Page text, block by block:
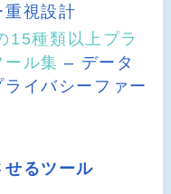
視設計
15種類以上プラ
ール集 – データ
イバシーファー
るツール